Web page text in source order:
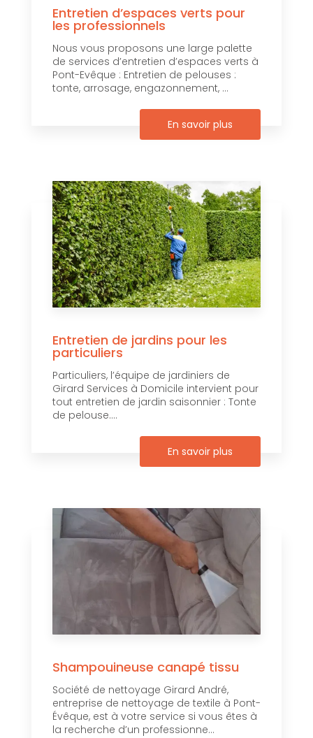
Entretien d’espaces verts pour
les professionnels
Nous vous proposons une large palette
de services d’entretien d’espaces verts à
Pont-Evêque : Entretien de pelouses :
tonte, arrosage, engazonnement, ...
En savoir plus
Entretien de jardins pour les
particuliers
Particuliers, l’équipe de jardiniers de
Girard Services à Domicile intervient pour
tout entretien de jardin saisonnier : Tonte
de pelouse....
En savoir plus
Shampouineuse canapé tissu
Société de nettoyage Girard André,
entreprise de nettoyage de textile à Pont-
Évêque, est à votre service si vous êtes à
la recherche d’un professionne...